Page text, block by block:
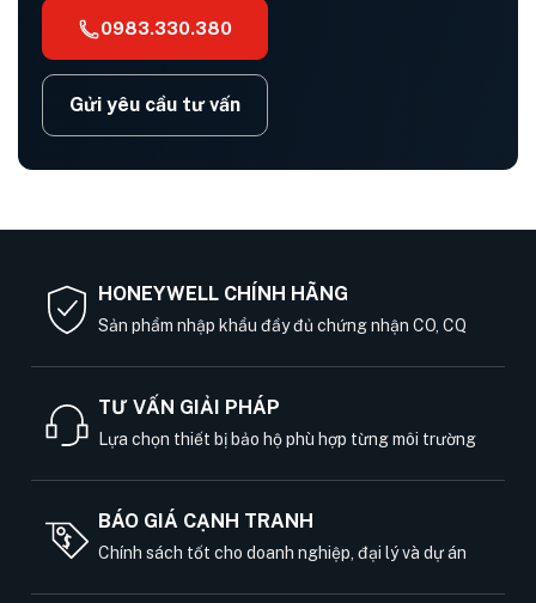
0983.330.380
Gửi yêu cầu tư vấn
HONEYWELL CHÍNH HÃNG
Sản phẩm nhập khẩu đầy đủ chứng nhận CO, CQ
TƯ VẤN GIẢI PHÁP
Lựa chọn thiết bị bảo hộ phù hợp từng môi trường
BÁO GIÁ CẠNH TRANH
Chính sách tốt cho doanh nghiệp, đại lý và dự án